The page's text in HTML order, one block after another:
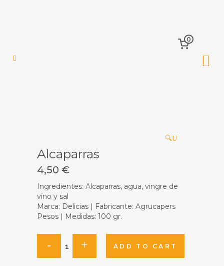
0
🔍
Alcaparras
4,50 €
Ingredientes: Alcaparras, agua, vingre de
vino y sal
Marca: Delicias | Fabricante: Agrucapers
Pesos | Medidas: 100 gr.
Alcaparras
cantidad
ADD TO CART